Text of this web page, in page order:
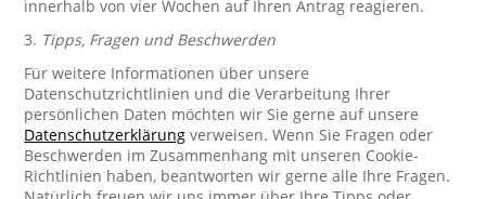
innerhalb von vier Wochen auf Ihren Antrag reagieren.
3. Tipps, Fragen und Beschwerden
Für weitere Informationen über unsere
Datenschutzrichtlinien und die Verarbeitung Ihrer
persönlichen Daten möchten wir Sie gerne auf unsere
Datenschutzerklärung verweisen. Wenn Sie Fragen oder
Beschwerden im Zusammenhang mit unseren Cookie-
Richtlinien haben, beantworten wir gerne alle Ihre Fragen.